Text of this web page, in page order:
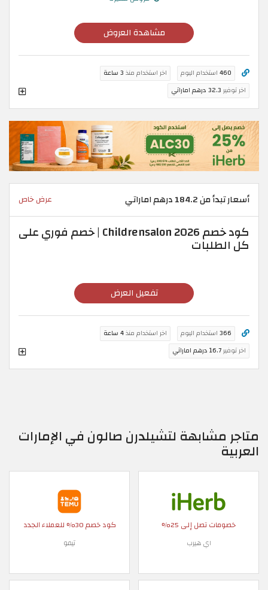
مشاهدة العروض
460 استخدام اليوم اخر استخدام منذ 3 ساعة
اخر توفير 32.3 درهم اماراتي
أسعار تبدأ من 184.2 درهم اماراتي عرض خاص
كود خصم Childrensalon 2026 | خصم فوري على
كل الطلبات
تفعيل العرض
366 استخدام اليوم اخر استخدام منذ4 ساعة
اخر توفير16.7 درهم اماراتي
متاجر مشابهة لتشيلدرن صالون في الإمارات
العربية
خصومات تصل إلى 25%
اي هيرب
كود خصم 30% للعملاء الجدد
تيمو